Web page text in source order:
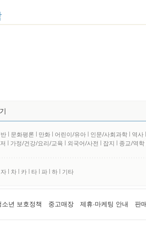
l 문화평론 l 만화 l 어린이/유아 l 인문/사회과학 l 역사 l
l 가정/건강/요리/교육 l 외국어/사전 l 잡지 l 종교/역학
자 l 차 l 카 l 타 l 파 l 하 l 기타
소년 보호정책 중고매장 제휴·마케팅 안내 판